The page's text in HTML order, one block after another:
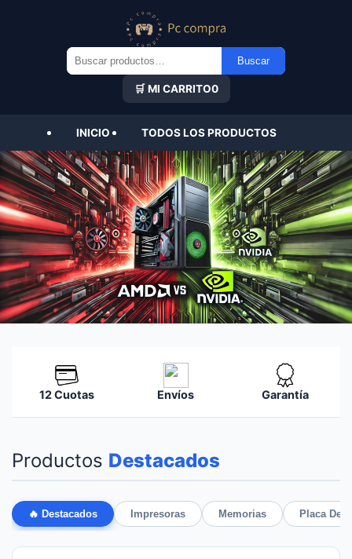
Buscar
por:
Buscar
🛒 MI CARRITO0
INICIO TODOS LOS PRODUCTOS
12 Cuotas Envíos Garantía
Productos Destacados
🔥 Destacados Impresoras Memorias Placa De